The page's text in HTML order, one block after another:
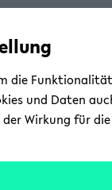
die
und Daten
Wirkung für